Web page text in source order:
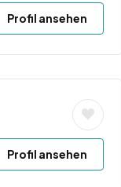
Profil ansehen
Profil ansehen